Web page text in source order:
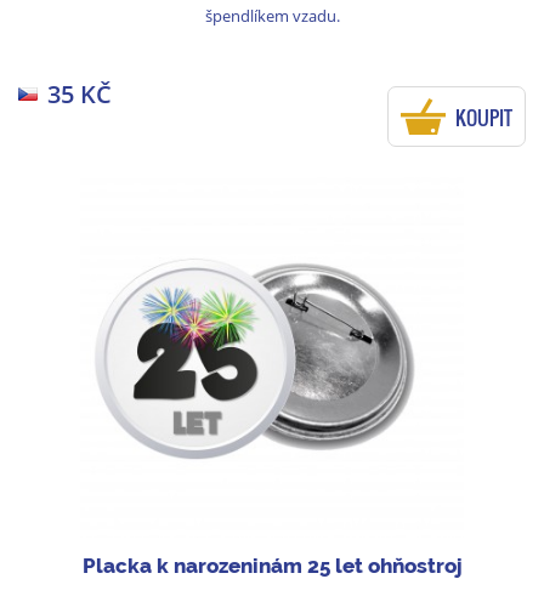
špendlíkem vzadu.
35 KČ
KOUPIT
Placka k narozeninám 25 let ohňostroj